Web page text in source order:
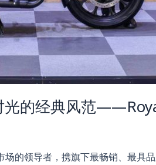
光的经典风范
领导者，携旗下最畅销、最具